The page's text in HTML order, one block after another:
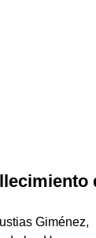
Giménez,